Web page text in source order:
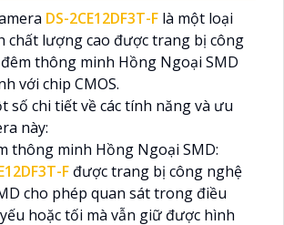
DS-2CE12DF3T-F là một loại
chất lượng cao được trang bị công
thông minh Hồng Ngoại SMD
với chip CMOS.
số chi tiết về các tính năng và ưu
này:
thông minh Hồng Ngoại SMD:
F được trang bị công nghệ
cho phép quan sát trong điều
hoặc tối mà vẫn giữ được hình